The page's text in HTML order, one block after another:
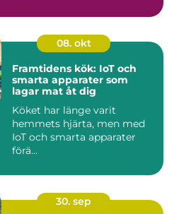
08. okt
Framtidens kök: IoT och
smarta apparater som
lagar mat åt dig
Köket har länge varit
hemmets hjärta, men med
IoT och smarta apparater
förä...
30. sep